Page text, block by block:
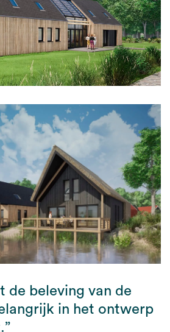
de beleving van de
in het ontwerp